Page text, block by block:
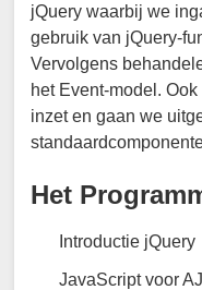
jQuery waarbij we
gebruik van jQuery-
Vervolgens
het Event-model.
inzet en gaan we
Het
Introductie jQuery
JavaScript voor